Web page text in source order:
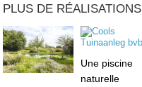
PLUS DE RÉALISATIONS
Une piscine
naturelle